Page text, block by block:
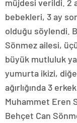
müjdesi verildi. 2
bebekleri, 3 ay
olduğu söylendi.
Sönmez ailesi,
büyük mutluluk
yumurta ikizi,
ağırlığında 3
Muhammet Eren
Behçet Can